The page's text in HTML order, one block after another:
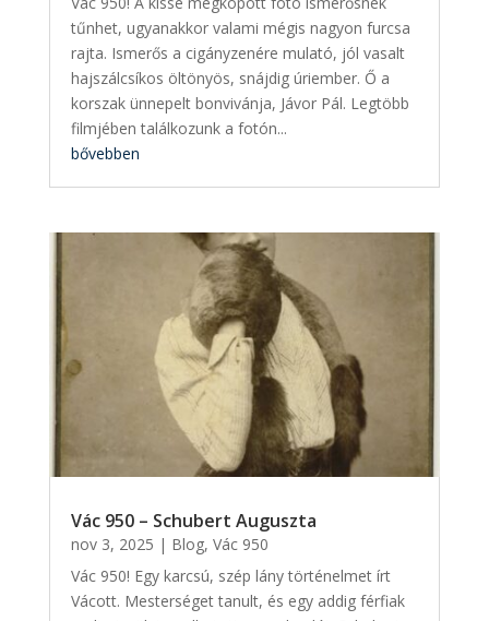
tűnhet, ugyanakkor valami mégis nagyon furcsa
rajta. Ismerős a cigányzenére mulató, jól vasalt
hajszálcsíkos öltönyös, snájdig úriember. Ő a
korszak ünnepelt bonvivánja, Jávor Pál. Legtöbb
filmjében találkozunk a fotón...
bővebben
Vác 950 – Schubert Auguszta
nov 3, 2025 | Blog, Vác 950
Vác 950! Egy karcsú, szép lány történelmet írt
Vácott. Mesterséget tanult, és egy addig férfiak